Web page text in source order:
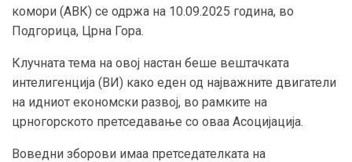
комори (ABК) се одржа на 10.09.2025 година, во
Подгорица, Црна Гора.
Клучната тема на овој настан беше вештачката
интелигенција (ВИ) како еден од најважните двигатели
на идниот економски развој, во рамките на
црногорското претседавање со оваа Асоцијација.
Воведни зборови имаа претседателката на